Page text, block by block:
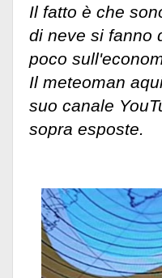
Il fatto è che
di neve si fanno
poco
Il meteoman
suo canale
sopra esposte.